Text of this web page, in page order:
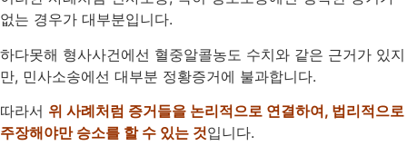
없는 경우가 대부분입니다.
하다못해 형사사건에선 혈중알콜농도 수치와 같은 근거가 있지
만, 민사소송에선 대부분 정황증거에 불과합니다.
따라서 위 사례처럼 증거들을 논리적으로 연결하여, 법리적으로
주장해야만 승소를 할 수 있는 것입니다.